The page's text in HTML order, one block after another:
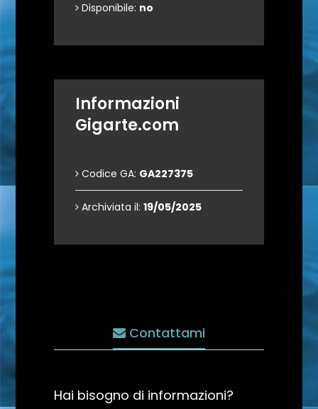
Disponibile: no
Informazioni
Gigarte.com
Codice GA: GA227375
Archiviata il: 19/05/2025
Contattami
Hai bisogno di informazioni?